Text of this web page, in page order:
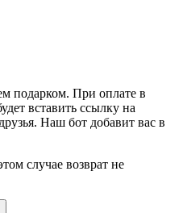
подарком. При оплате в
вставить ссылку на
Наш бот добавит вас в
случае возврат не